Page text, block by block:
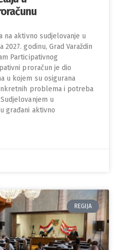
na aktivno sudjelovanje u
godinu, Grad Varaždin
Participativnog
proračun je dio
u kojem su osigurana
problema i potreba
u
građani aktivno
REGIJA